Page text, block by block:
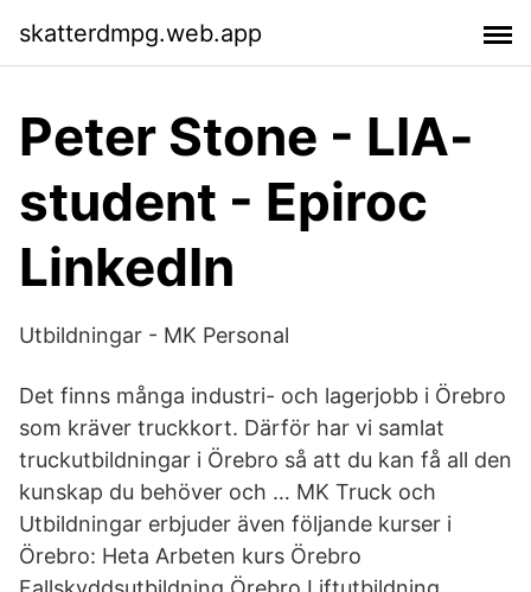
skatterdmpg.web.app
Peter Stone - LIA-
student - Epiroc
LinkedIn
Utbildningar - MK Personal
Det finns många industri- och lagerjobb i Örebro
som kräver truckkort. Därför har vi samlat
truckutbildningar i Örebro så att du kan få all den
kunskap du behöver och … MK Truck och
Utbildningar erbjuder även följande kurser i
Örebro: Heta Arbeten kurs Örebro